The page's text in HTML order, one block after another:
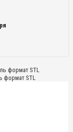
формат STL